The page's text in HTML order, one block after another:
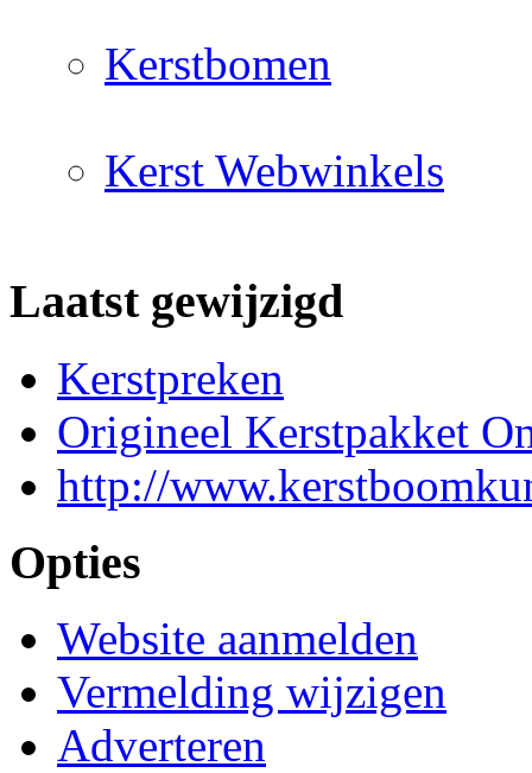
Kerstbomen
Kerst Webwinkels
Laatst gewijzigd
Kerstpreken
Origineel Kerstpakket
http://
Opties
Website aanmelden
Vermelding wijzigen
Adverteren